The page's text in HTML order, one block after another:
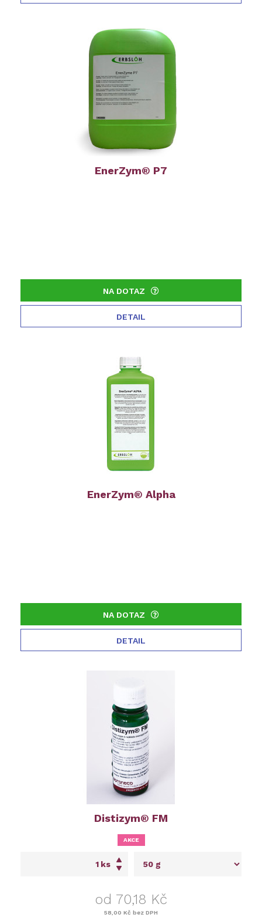
EnerZym® P7
NA DOTAZ
DETAIL
EnerZym® Alpha
NA DOTAZ
DETAIL
Distizym® FM
ks
od 70,18 Kč
58,00 Kč bez DPH
AKCE